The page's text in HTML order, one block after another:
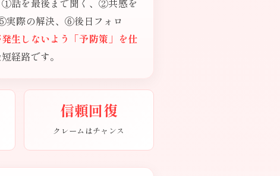
①話を最後まで聞く、②共感を
実際の解決、⑥後日フォロ
生しないよう「予防策」を仕
経路です。
信頼回復
クレームはチャンス